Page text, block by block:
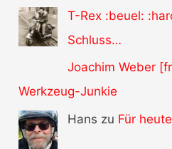
T-Rex :beuel:
Schluss…
Joachim Weber
Werkzeug-Junkie
Hans zu Für